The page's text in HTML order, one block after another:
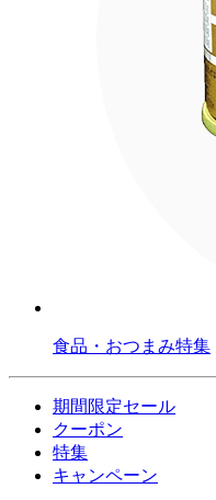
食品・おつまみ特集
期間限定セール
クーポン
特集
キャンペーン